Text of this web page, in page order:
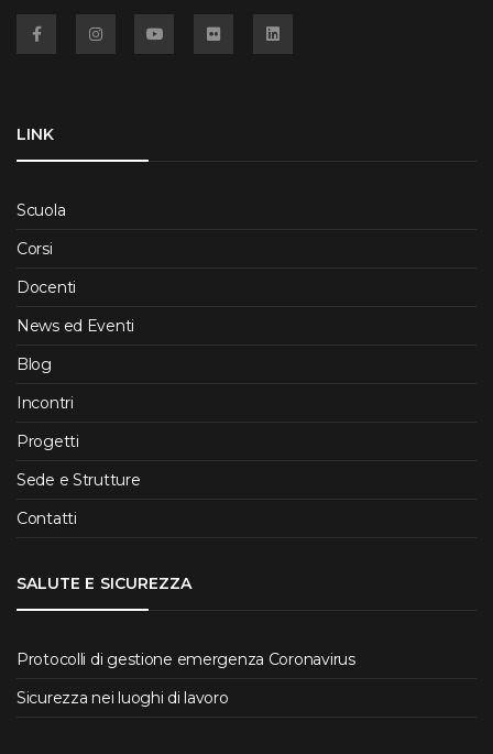
LINK
Scuola
Corsi
Docenti
News ed Eventi
Blog
Incontri
Progetti
Sede e Strutture
Contatti
SALUTE E SICUREZZA
Protocolli di gestione emergenza Coronavirus
Sicurezza nei luoghi di lavoro